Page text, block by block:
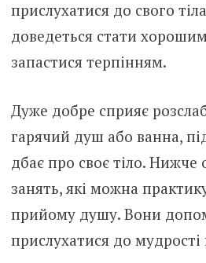
прислухатися до свого
доведеться стати
запастися терпінням.
Дуже добре сприяє
гарячий душ або ванна,
дбає про своє тіло. Нижче
занять, які можна
прийому душу. Вони
прислухатися до мудрості